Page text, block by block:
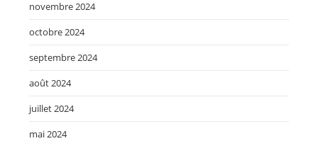
novembre 2024
octobre 2024
septembre 2024
août 2024
juillet 2024
mai 2024